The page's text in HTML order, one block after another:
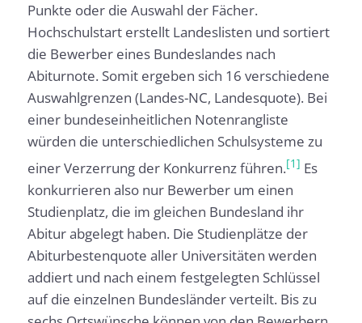
Punkte oder die Auswahl der Fächer.
Hochschulstart erstellt Landeslisten und sortiert
die Bewerber eines Bundeslandes nach
Abiturnote. Somit ergeben sich 16 verschiedene
Auswahlgrenzen (Landes-NC, Landesquote). Bei
einer bundeseinheitlichen Notenrangliste
würden die unterschiedlichen Schulsysteme zu
einer Verzerrung der Konkurrenz führen.[1] Es
konkurrieren also nur Bewerber um einen
Studienplatz, die im gleichen Bundesland ihr
Abitur abgelegt haben. Die Studienplätze der
Abiturbestenquote aller Universitäten werden
addiert und nach einem festgelegten Schlüssel
auf die einzelnen Bundesländer verteilt. Bis zu